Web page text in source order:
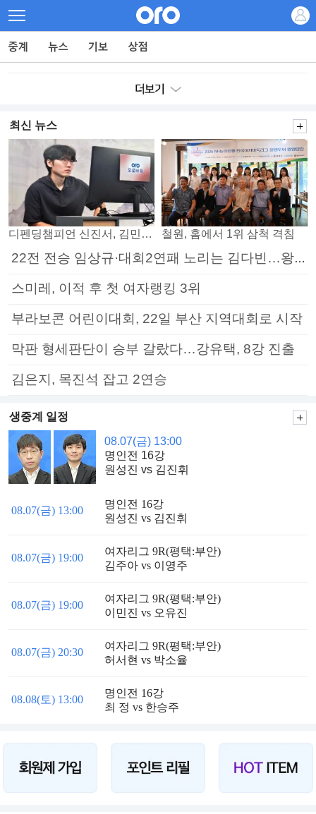
최신 뉴스
디펜딩챔피언 신진서, 김민석 꺾고 8강으로 철원, 홈에서 1위 삼척 격침
22전 전승 임상규·대회2연패 노리는 김다빈…왕중왕전 16강 7일부터
스미레, 이적 후 첫 여자랭킹 3위
부라보콘 어린이대회, 22일 부산 지역대회로 시작
막판 형세판단이 승부 갈랐다…강유택, 8강 진출
김은지, 목진석 잡고 2연승
생중계 일정
08.07(금) 13:00
명인전 16강
원성진 vs 김진휘
08.07(금) 13:00
명인전 16강
원성진 vs 김진휘
08.07(금) 19:00
여자리그 9R(평택:부안)
김주아 vs 이영주
08.07(금) 19:00
여자리그 9R(평택:부안)
이민진 vs 오유진
08.07(금) 20:30
여자리그 9R(평택:부안)
허서현 vs 박소율
08.08(토) 13:00
명인전 16강
최 정 vs 한승주